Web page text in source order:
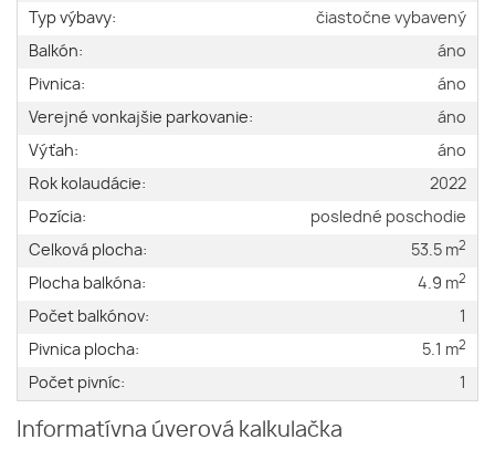
Typ výbavy:
čiastočne vybavený
Balkón:
áno
Pivnica:
áno
Verejné vonkajšie parkovanie:
áno
Výťah:
áno
Rok kolaudácie:
2022
Pozícia:
posledné poschodie
Celková plocha:
53.5 m2
Plocha balkóna: 4.9 m2
Počet balkónov:
1
Pivnica plocha:
5.1 m2
Počet pivníc: 1
Informatívna úverová kalkulačka